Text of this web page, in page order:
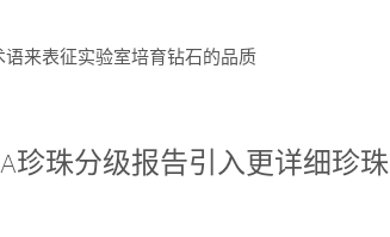
来表征实验室培育钻石的品质
珍珠分级报告引入更详细珍珠